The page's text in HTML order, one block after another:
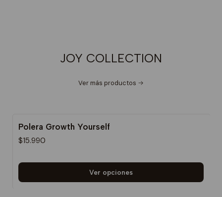
JOY COLLECTION
Ver más productos
Polera Growth Yourself
$15.990
Ver opciones